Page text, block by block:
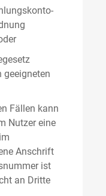
geeigneten
Fällen kann
Nutzer eine
Anschrift
ist
an Dritte